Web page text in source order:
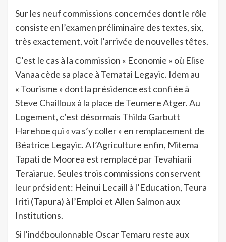
Sur les neuf commissions concernées dont le rôle
consiste en l’examen préliminaire des textes, six,
très exactement, voit l’arrivée de nouvelles têtes.
C’est le cas à la commission « Economie » où Elise
Vanaa cède sa place à Tematai Legayic. Idem au
« Tourisme » dont la présidence est confiée à
Steve Chailloux à la place de Teumere Atger. Au
Logement, c’est désormais Thilda Garbutt
Harehoe qui « va s’y coller » en remplacement de
Béatrice Legayic. A l’Agriculture enfin, Mitema
Tapati de Moorea est remplacé par Tevahiarii
Teraiarue. Seules trois commissions conservent
leur président: Heinui Lecaill à l’Education, Teura
Iriti (Tapura) à l’Emploi et Allen Salmon aux
Institutions.
Si l’indéboulonnable Oscar Temaru reste aux